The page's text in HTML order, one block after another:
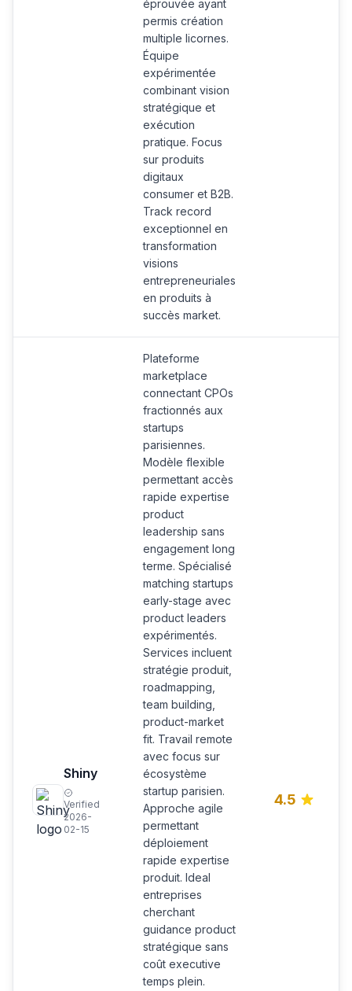
éprouvée ayant
permis création
multiple licornes.
Équipe
expérimentée
combinant vision
stratégique et
exécution
pratique. Focus
sur produits
digitaux
consumer et B2B.
Track record
exceptionnel en
transformation
visions
entrepreneuriales
en produits à
succès market.
Shiny
Verified
2026-
02-15
Plateforme
marketplace
connectant CPOs
fractionnés aux
startups
parisiennes.
Modèle flexible
permettant accès
rapide expertise
product
leadership sans
engagement long
terme. Spécialisé
matching startups
early-stage avec
product leaders
expérimentés.
Services incluent
stratégie produit,
roadmapping,
team building,
product-market
fit. Travail remote
avec focus sur
écosystème
startup parisien.
Approche agile
permettant
déploiement
rapide expertise
produit. Ideal
entreprises
cherchant
guidance product
stratégique sans
coût executive
temps plein.
4.5